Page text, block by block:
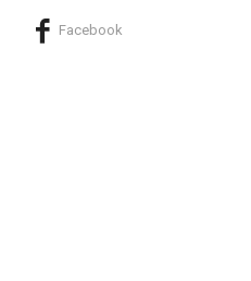
Facebook